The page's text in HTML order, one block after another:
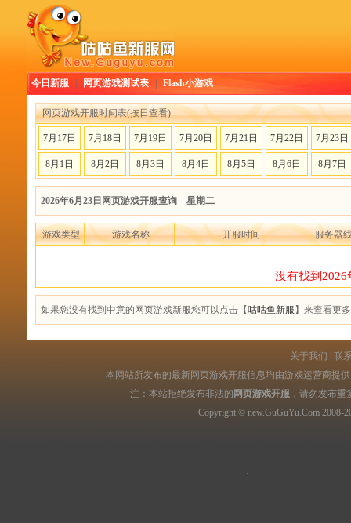
今日新服 网页游戏测试表 Flash小游戏
网页游戏开服时间表(按日查看)
7月17日 7月18日 7月19日 7月20日 7月21日 7月22日 7月23日
8月1日 8月2日 8月3日 8月4日 8月5日 8月6日 8月7日
2026年6月23日网页游戏开服查询 星期二
游戏类型 游戏名称 开服时间 服务器
没有找到
如果您没有找到中意的网页游戏新服您可以点击【咕咕鱼新服 】来查看更
关于我们
联
本网站所发布的最新网页游戏开服信息均由游戏运营商提
注：本站拒绝发布非法的 网页游戏开服 ，请勿发布重
Copyright © new.GuGuYu.Com 2008-